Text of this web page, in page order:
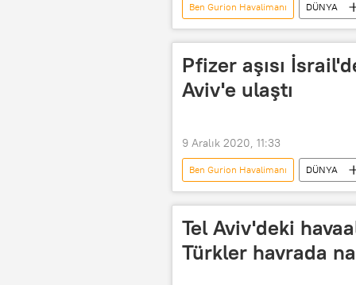
Ben Gurion Havalimanı DÜNYA
İsrail
Ben Gurion
Pfizer aşısı
Aviv'e ulaştı
9 Aralık 2020, 11:33
Ben Gurion Havalimanı DÜNYA
YAŞAM
Pfizer
Tel Aviv'deki
Türkler havrada